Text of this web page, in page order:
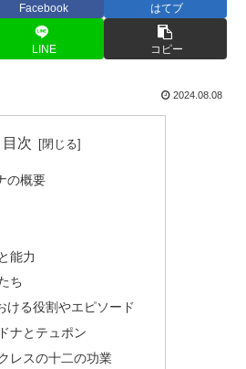
Facebook はてブ
LINE コピー
2024.08.08
目次
の概要
能力
ち
ける役割やエピソード
ナとテュポン
レスの十二の功業